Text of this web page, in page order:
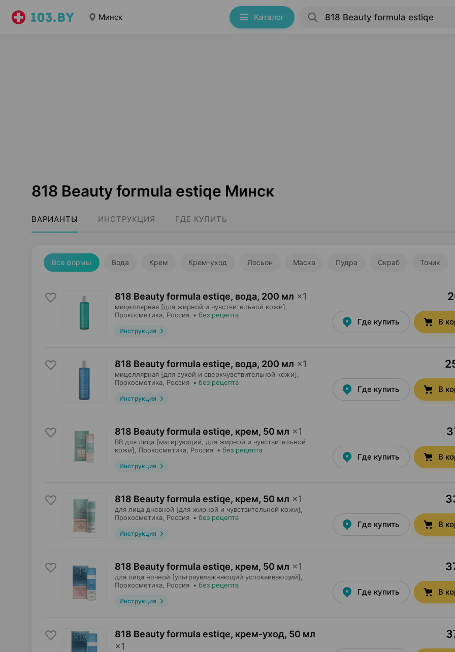
Минск Каталог
818 Beauty formula estiqe Минск
ВАРИАНТЫ ИНСТРУКЦИЯ ГДЕ КУПИТЬ
Все формы Вода Крем Крем-уход Лосьон Маска Пудра Скраб Тоник
818 Beauty formula estiqe, вода, 200 мл ×1
мицеллярная [для жирной и чувствительной кожи],
Прокосметика , Россия • без рецепта
Инструкция
Где купить В
818 Beauty formula estiqe, вода, 200 мл ×1
мицеллярная [для сухой и сверхчувствительной кожи],
Прокосметика , Россия • без рецепта
Инструкция
Где купить В
818 Beauty formula estiqe, крем, 50 мл ×1
BB для лица [матирующий, для жирной и чувствительной
кожи],
Прокосметика , Россия • без рецепта
Инструкция
Где купить В
818 Beauty formula estiqe, крем, 50 мл ×1
для лица дневной [для жирной и чувствительной кожи],
Прокосметика , Россия • без рецепта
Инструкция
Где купить В
818 Beauty formula estiqe, крем, 50 мл ×1
для лица ночной [ультраувлажняющий успокаивающий],
Прокосметика , Россия • без рецепта
Инструкция
Где купить В
818 Beauty formula estiqe, крем-уход, 50 мл
×1